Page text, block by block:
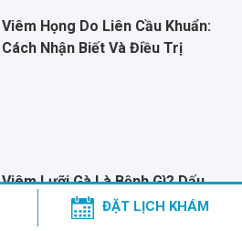
Viêm Họng Do Liên Cầu Khuẩn:
Cách Nhận Biết Và Điều Trị
Viêm Lưỡi Gà Là Bệnh Gì? Dấu
Hiệu Và Giải Pháp Chữa Trị
ĐẶT LỊCH KHÁM